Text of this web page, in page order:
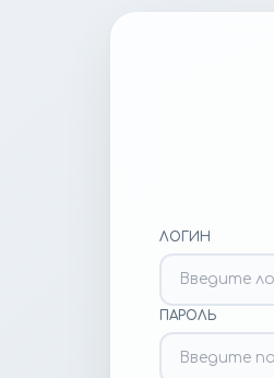
ЛОГИН
ПАРОЛЬ